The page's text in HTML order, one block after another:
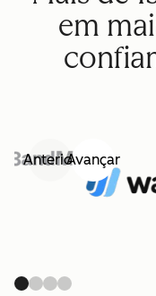
em
AnteriorAvançar